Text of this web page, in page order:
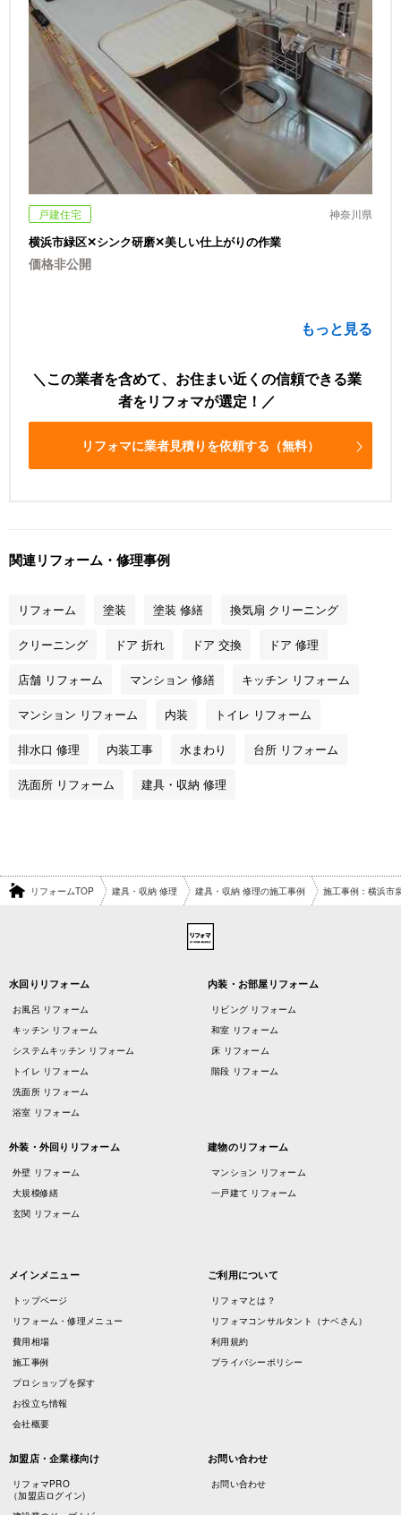
戸建住宅 神奈川県
横浜市緑区✕シンク研磨✕美しい仕上がりの作業
価格非公開
もっと見る
この業者を含めて、お住まい近くの信頼できる業
者をリフォマが選定！
リフォマに業者見積りを依頼する（無料）
関連リフォーム・修理事例
リフォーム 塗装 塗装 修繕 換気扇 クリーニング
クリーニング ドア 折れ ドア 交換 ドア 修理
店舗 リフォーム マンション 修繕 キッチン リフォーム
マンション リフォーム 内装 トイレ リフォーム
排水口 修理 内装工事 水まわり 台所 リフォーム
洗面所 リフォーム 建具・収納 修理
リフォームTOP 建具・収納 修理 建具・収納 修理の施工事例 施工事例：横浜市
水回りリフォーム
お風呂 リフォーム
キッチン リフォーム
システムキッチン リフォーム
トイレ リフォーム
洗面所 リフォーム
浴室 リフォーム
内装・お部屋リフォーム
リビング リフォーム
和室 リフォーム
床 リフォーム
階段 リフォーム
外装・外回りリフォーム
外壁 リフォーム
大規模修繕
玄関 リフォーム
建物のリフォーム
マンション リフォーム
一戸建て リフォーム
メインメニュー
トップページ
リフォーム・修理メニュー
費用相場
施工事例
プロショップを探す
お役立ち情報
会社概要
ご利用について
リフォマとは？
リフォマコンサルタント（ナベさん）
利用規約
プライバシーポリシー
加盟店・企業様向け
リフォマPRO
（加盟店ログイン)
お問い合わせ
お問い合わせ